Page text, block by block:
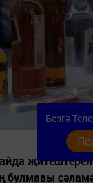
булмавы
Безгә